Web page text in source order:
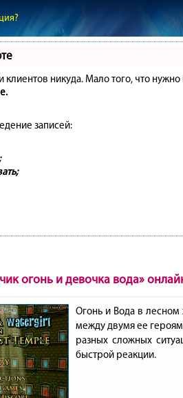
клиентов никуда. Мало того, что
записей:
огонь и девочка вода»
Огонь и Вода в
между двумя ее
разных сложных
быстрой реакции.